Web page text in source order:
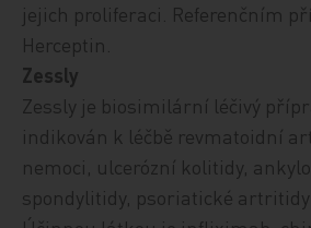
jejich proliferaci. Referenčním
Herceptin.
Zessly
Zessly je biosimilární léčivý
indikován k léčbě revmatoidní
nemoci, ulcerózní kolitidy,
spondylitidy, psoriatické artritidy